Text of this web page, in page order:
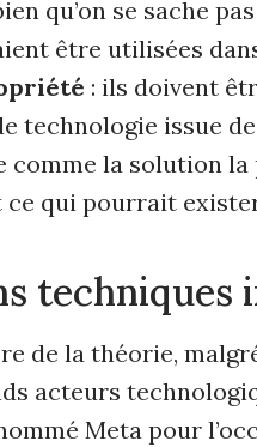
qu’on se sache
être utilisées
: ils doivent
technologie issue
comme la solution la
qui pourrait
techniques
de la théorie,
acteurs
Meta pour